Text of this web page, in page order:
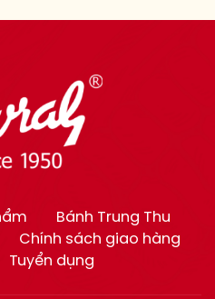
Bánh Trung Thu
Chính sách giao hàng
Tuyển dụng